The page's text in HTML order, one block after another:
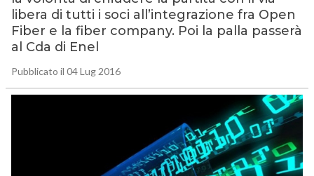
libera di tutti i soci all’integrazione fra Open
Fiber e la fiber company. Poi la palla passerà
al Cda di Enel
Pubblicato il 04 Lug 2016